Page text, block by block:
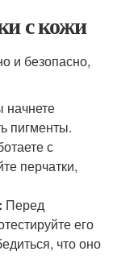
с кожи
и безопасно,
пигменты.
с
перчатки,
Перед
его
что оно